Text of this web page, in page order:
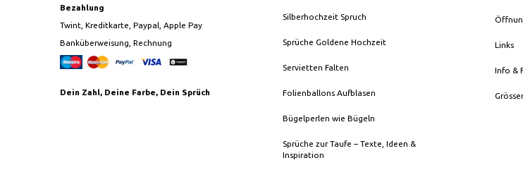
Bezahlung
Twint, Kreditkarte, Paypal, Apple Pay
Banküberweisung, Rechnung
Dein Zahl, Deine Farbe, Dein Sprüch
Silberhochzeit Spruch
Sprüche Goldene Hochzeit
Servietten Falten
Folienballons Aufblasen
Bügelperlen wie Bügeln
Sprüche zur Taufe – Texte, Ideen &
Inspiration
Links
Info &